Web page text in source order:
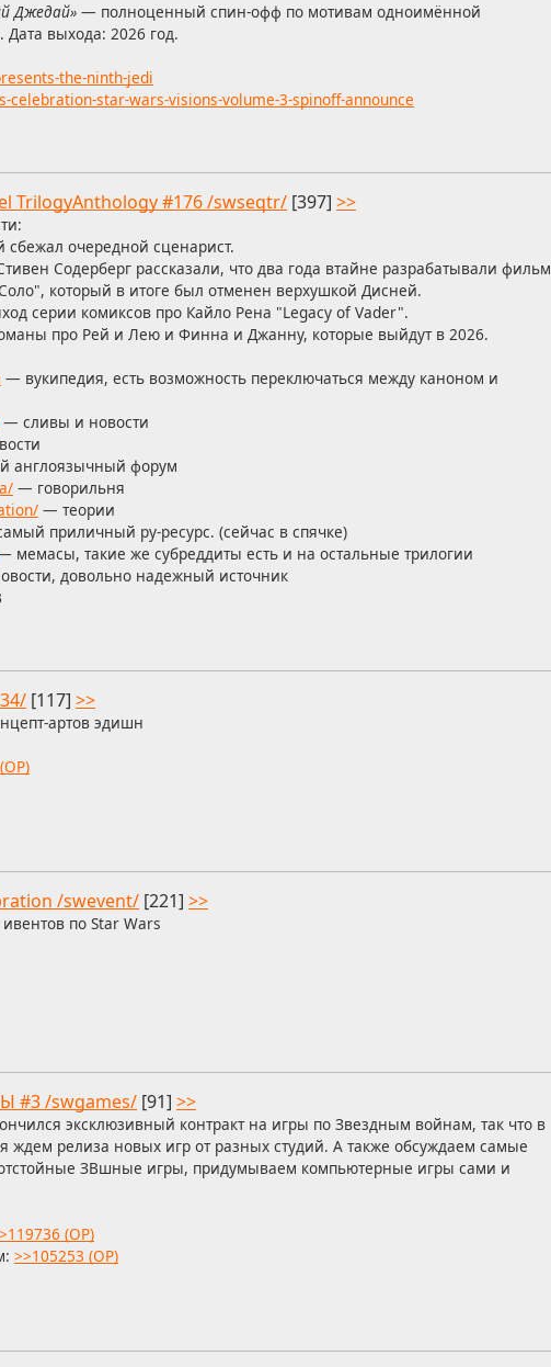
Джедай» — полноценный спин-офф по мотивам одноимённой
Дата выхода: 2026 год.
the-ninth-jedi
star-wars-visions-volume-3-spinoff-announce
TrilogyAnthology #176 /swseqtr/ [397] >>
очередной сценарист.
Содерберг рассказали, что два года втайне разрабатывали фильм
который в итоге был отменен верхушкой Дисней.
серии комиксов про Кайло Рена "Legacy of Vader".
про Рей и Лею и Финна и Джанну, которые выйдут в 2026.
— вукипедия, есть возможность переключаться между каноном и
сливы и новости
англоязычный форум
— говорильня
— теории
приличный ру-ресурс. (сейчас в спячке)
мемасы, такие же субреддиты есть и на остальные трилогии
довольно надежный источник
[117] >>
артов эдишн
/swevent/ [221] >>
по Star Wars
#3 /swgames/ [91] >>
эксклюзивный контракт на игры по Звездным войнам, так что в
ждем релиза новых игр от разных студий. А также обсуждаем самые
ЗВшные игры, придумываем компьютерные игры сами и
(OP)
>>105253 (OP)